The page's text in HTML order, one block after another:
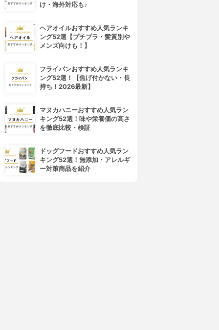
け・海外対応も♪
ヘアオイルおすすめ人気ランキ
ング52選【プチプラ・髪質別や
メンズ向けも！】
フライパンおすすめ人気ランキ
ング52選！【焦げ付かない・長
持ち！2026最新】
マヌカハニーおすすめ人気ラン
キング52選！味や栄養価の高さ
を徹底比較・検証
ドッグフードおすすめ人気ラン
キング52選！無添加・アレルギ
ー対策商品を紹介